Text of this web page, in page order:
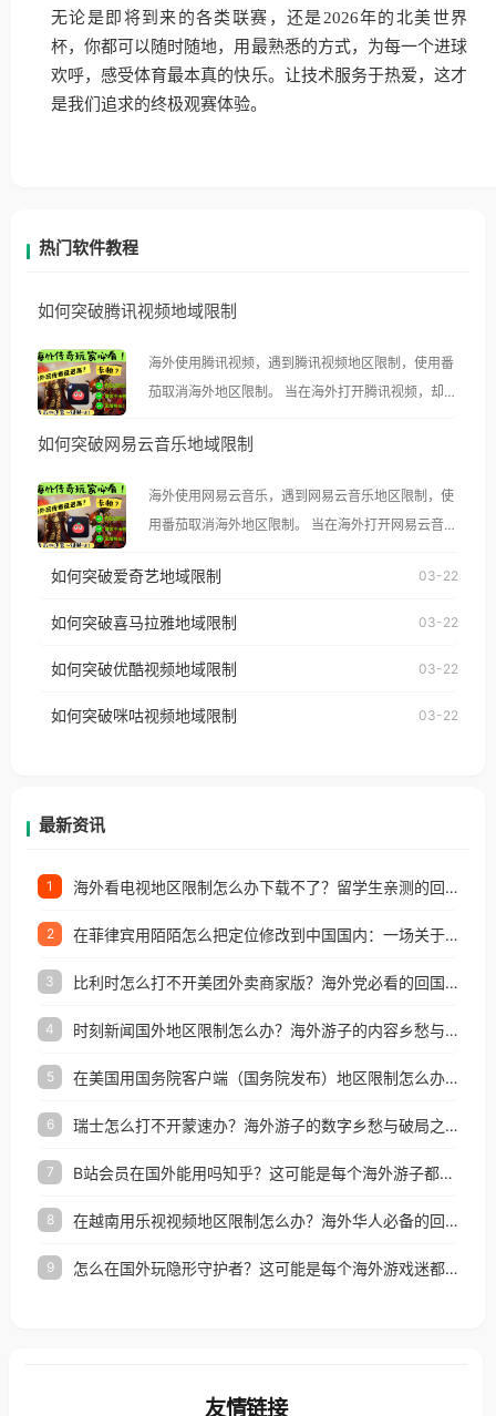
无论是即将到来的各类联赛，还是2026年的北美世界
杯，你都可以随时随地，用最熟悉的方式，为每一个进球
欢呼，感受体育最本真的快乐。让技术服务于热爱，这才
是我们追求的终极观赛体验。
热门软件教程
如何突破腾讯视频地域限制
海外使用腾讯视频，遇到腾讯视频地区限制，使用番
茄取消海外地区限制。 当在海外打开腾讯视频，却突
示语。 海外用户如香港、澳门、台湾、美国、加拿
像其他音乐平台一样，出现地区及版权限制问题，且
仅能在中国大陆地区播放。 遇到这个问题的朋友们，
使用番茄回国加速器，即可解决「海外用户收听腾讯
台湾、美国、加拿大、澳大利亚、欧洲等国家和地区
权限制所困扰。
如何突破网易云音乐地域限制
海外使用网易云音乐，遇到网易云音乐地区限制，使
用番茄取消海外地区限制。 当在海外打开网易云音
播放”的提示语。 海外用户如香港、澳门、台湾、美
国、加拿大、澳大利亚、欧洲等国家和地区时，网易
制问题，且仅能在中国大陆地区播放。 遇到这个问题
户收听网易云音乐地区版权限制」的问题，无论人在
如何突破爱奇艺地域限制 03-22
如何突破喜马拉雅地域限制 03-22
如何突破优酷视频地域限制 03-22
如何突破咪咕视频地域限制 03-22
最新资讯
1 海外看电视地区限制怎么办下载不了？留学生亲测的回国加速方案（附2026世界杯观赛技巧）
2 在菲律宾用陌陌怎么把定位修改到中国国内：一场关于归属感与连接的探索
3 比利时怎么打不开美团外卖商家版？海外党必看的回国加速全攻略
4 时刻新闻国外地区限制怎么办？海外游子的内容乡愁与破局之路
5 在美国用国务院客户端（国务院发布）地区限制怎么办？3步解决海外看国内内容难题
6 瑞士怎么打不开蒙速办？海外游子的数字乡愁与破局之路
7 B站会员在国外能用吗知乎？这可能是每个海外游子都问过的问题
8 在越南用乐视视频地区限制怎么办？海外华人必备的回国加速攻略
9 怎么在国外玩隐形守护者？这可能是每个海外游戏迷都问过的问题
友情链接